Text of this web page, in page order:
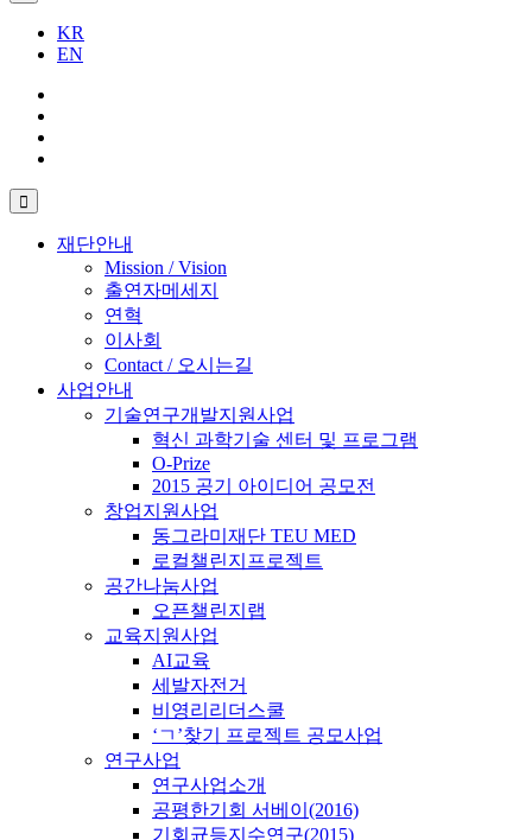
KR
EN
재단안내
Mission / Vision
출연자메세지
연혁
이사회
Contact / 오시는길
사업안내
기술연구개발지원사업
혁신 과학기술 센터 및 프로그램
O-Prize
2015 공기 아이디어 공모전
창업지원사업
동그라미재단 TEU MED
로컬챌린지프로젝트
공간나눔사업
오픈챌린지랩
교육지원사업
AI교육
세발자전거
비영리리더스쿨
‘ㄱ’찾기 프로젝트 공모사업
연구사업
연구사업소개
공평한기회 서베이(2016)
기회균등지수연구(2015)